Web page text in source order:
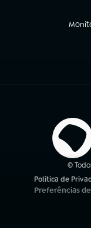
(abre
©
Política de
(abre em nova
Preferências